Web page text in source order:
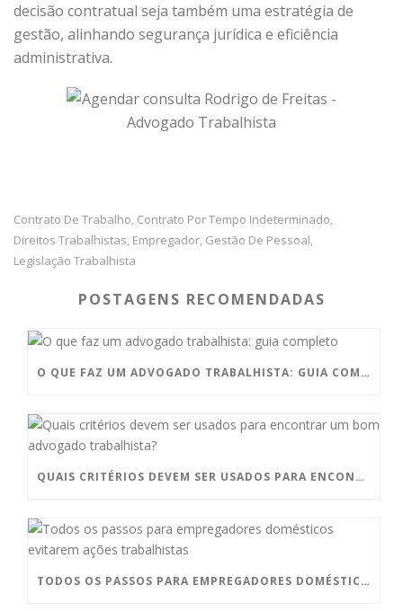
decisão contratual seja também uma estratégia de
gestão, alinhando segurança jurídica e eficiência
administrativa.
Contrato De Trabalho, Contrato Por Tempo Indeterminado,
Direitos Trabalhistas, Empregador, Gestão De Pessoal,
Legislação Trabalhista
POSTAGENS RECOMENDADAS
O QUE FAZ UM ADVOGADO TRABALHISTA: GUIA COMPLETO
QUAIS CRITÉRIOS DEVEM SER USADOS ​​PARA ENCONTRAR UM BOM ADVOGADO TRABALHISTA?
TODOS OS PASSOS PARA EMPREGADORES DOMÉSTICOS EVITAREM AÇÕES TRABALHISTAS